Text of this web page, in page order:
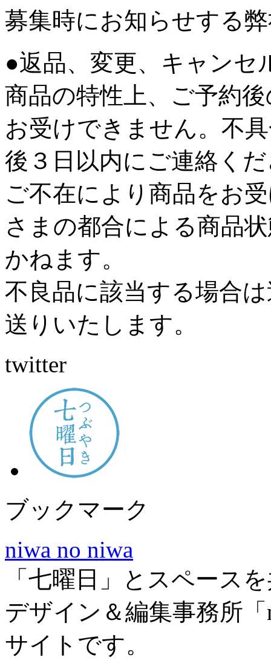
募集時にお知らせする
●返品、変更、キャンセ
商品の特性上、ご予約
お受けできません。不
後３日以内にご連絡く
ご不在により商品をお
さまの都合による商品
かねます。
不良品に該当する場合
送りいたします。
twitter
ブックマーク
niwa no niwa
「七曜日」とスペース
デザイン＆編集事務所
サイトです。